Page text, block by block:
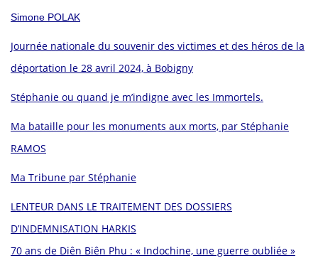
Simone POLAK
Journée nationale du souvenir des victimes et des héros de la
déportation le 28 avril 2024, à Bobigny
Stéphanie ou quand je m’indigne avec les Immortels.
Ma bataille pour les monuments aux morts, par Stéphanie
RAMOS
Ma Tribune par Stéphanie
LENTEUR DANS LE TRAITEMENT DES DOSSIERS
D’INDEMNISATION HARKIS
70 ans de Diên Biên Phu : « Indochine, une guerre oubliée »